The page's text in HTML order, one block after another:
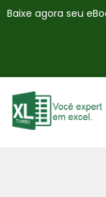
Baixe agora seu